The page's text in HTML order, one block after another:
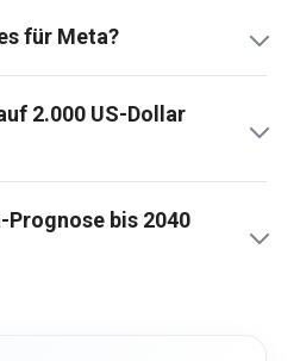
für Meta?
2.000 US-Dollar
bis 2040